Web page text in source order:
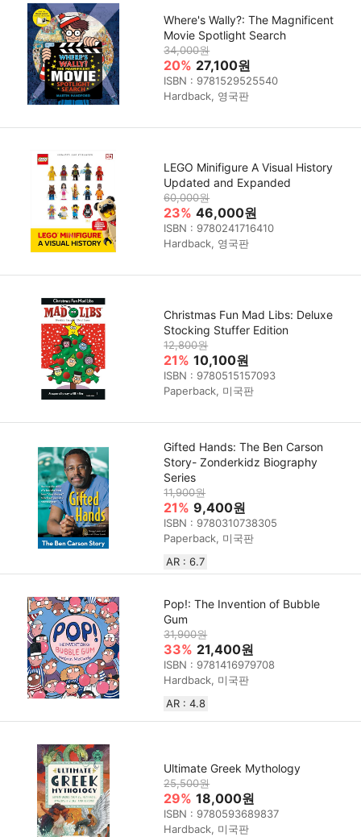
Where's Wally?: The Magnificent
Movie Spotlight Search
34,000원
20% 27,100원
ISBN : 9781529525540
Hardback, 영국판
LEGO Minifigure A Visual History
Updated and Expanded
60,000원
23% 46,000원
ISBN : 9780241716410
Hardback, 영국판
Christmas Fun Mad Libs: Deluxe
Stocking Stuffer Edition
12,800원
21% 10,100원
ISBN : 9780515157093
Paperback, 미국판
Gifted Hands: The Ben Carson
Story- Zonderkidz Biography
Series
11,900원
21% 9,400원
ISBN : 9780310738305
Paperback, 미국판
AR : 6.7
Pop!: The Invention of Bubble
Gum
31,900원
33% 21,400원
ISBN : 9781416979708
Hardback, 미국판
AR : 4.8
Ultimate Greek Mythology
25,500원
29% 18,000원
ISBN : 9780593689837
Hardback, 미국판